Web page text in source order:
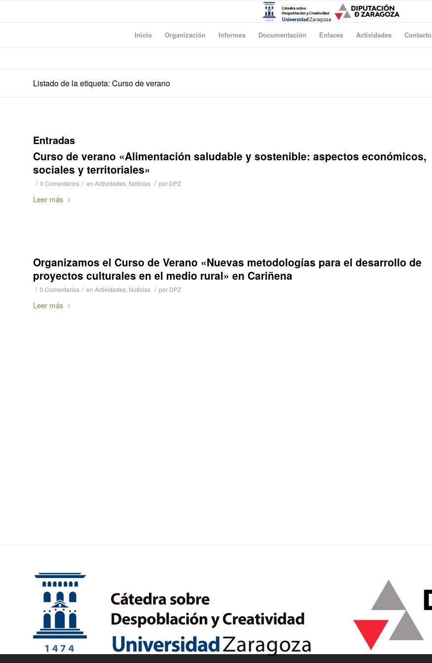
Inicio Organización Informes Documentación Enlaces Actividades Contacto
Listado de la etiqueta: Curso de verano
Entradas
Curso de verano «Alimentación saludable y sostenible: aspectos económicos,
sociales y territoriales»
/ 0 Comentarios / en Actividades, Noticias / por DPZ
Leer más
Organizamos el Curso de Verano «Nuevas metodologías para el desarrollo de
proyectos culturales en el medio rural» en Cariñena
/ 0 Comentarios / en Actividades, Noticias / por DPZ
Leer más